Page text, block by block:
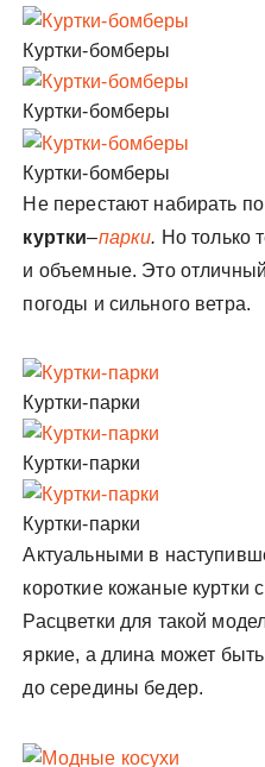
Куртки-бомберы
Куртки-бомберы
Куртки-бомберы
Не перестают набирать
куртки–парки. Но только
и объемные. Это
погоды и сильного ветра.
Куртки-парки
Куртки-парки
Куртки-парки
Актуальными в
короткие кожаные куртки
Расцветки для такой
яркие, а длина может
до середины бедер.